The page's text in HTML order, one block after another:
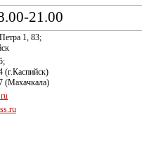
21.00
1, 83;
(г.Каспийск)
(Махачкала)